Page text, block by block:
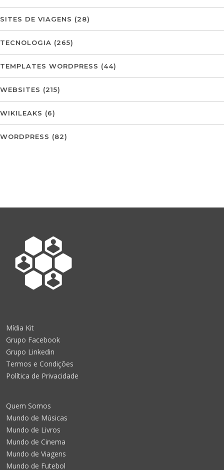
SITES DE VIAGENS (28)
TECNOLOGIA (265)
TEMPLATES WORDPRESS (44)
WEBSITES (215)
WIKILEAKS (6)
WORDPRESS (82)
Mídia Kit
Grupo Facebook
Grupo Linkedin
Termos e Condições
Política de Privacidade
Quem Somos
Mundo de Músicas
Mundo de Livros
Mundo de Cinema
Mundo de Viagens
Mundo de Futebol